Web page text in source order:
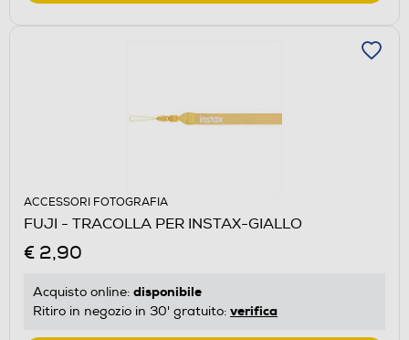
ACCESSORI FOTOGRAFIA
FUJI - TRACOLLA PER INSTAX-GIALLO
€ 2,90
Acquisto online: disponibile
Ritiro in negozio in 30' gratuito: verifica